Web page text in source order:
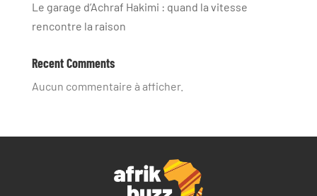
Le garage d’Achraf Hakimi : quand la vitesse
rencontre la raison
Recent Comments
Aucun commentaire à afficher.